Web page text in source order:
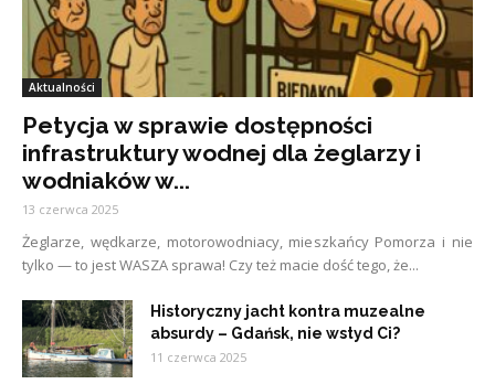
Aktualności
Petycja w sprawie dostępności
infrastruktury wodnej dla żeglarzy i
wodniaków w...
13 czerwca 2025
Żeglarze, wędkarze, motorowodniacy, mieszkańcy Pomorza i nie
tylko — to jest WASZA sprawa! Czy też macie dość tego, że...
Historyczny jacht kontra muzealne
absurdy – Gdańsk, nie wstyd Ci?
11 czerwca 2025